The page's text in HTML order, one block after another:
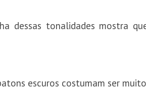
dessas tonalidades mostra
escuros costumam ser